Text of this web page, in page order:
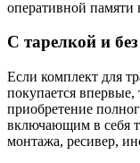
оперативной
С тарелкой и без
Если комплект для
покупается
приобретение
включающим в себя
монтажа, ресивер,